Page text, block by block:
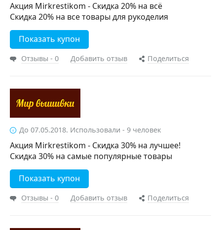
Акция Mirkrestikom - Скидка 20% на всё
Скидка 20% на все товары для рукоделия
Показать купон
Отзывы - 0 Добавить отзыв Поделиться
До 07.05.2018. Использовали - 9 человек
Акция Mirkrestikom - Скидка 30% на лучшее!
Скидка 30% на самые популярные товары
Показать купон
Отзывы - 0 Добавить отзыв Поделиться